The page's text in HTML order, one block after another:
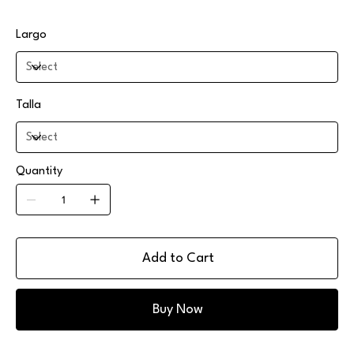
Largo
Talla
Quantity
Add to Cart
Buy Now